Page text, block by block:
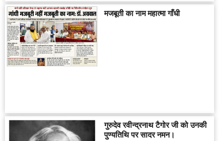
मजबूती का नाम महात्मा गाँधी
गुरुदेव रवीन्द्रनाथ टैगोर जी को उनकी
पुण्यतिथि पर सादर नमन।